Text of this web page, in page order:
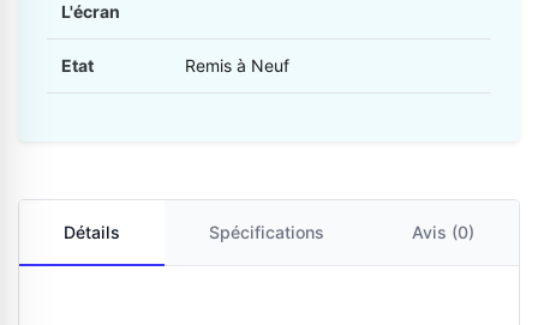
L'écran
Etat Remis à Neuf
Détails Spécifications Avis (0)